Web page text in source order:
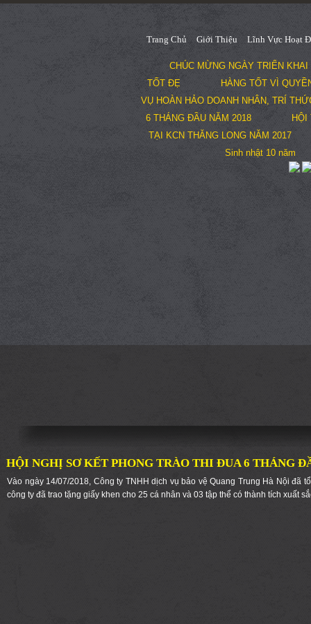
Trang Chủ Giới Thiệu Lĩnh Vực Hoạt
CHÚC MỪNG NGÀY TRIỂN
TỐT ĐẸ
HÀNG TỐT VÌ
VỤ HOÀN HẢO DOANH NHÂN, TRÍ
6 THÁNG ĐẦU NĂM 2018
TẠI KCN THĂNG LONG NĂM 2017
Sinh nhật 10 năm
HỘI NGHỊ SƠ KẾT PHONG TRÀO THI ĐUA 6 THÁNG
Vào ngày 14/07/2018, Công ty TNHH dịch vụ bảo vệ Quang Trung Hà Nội
công ty đã trao tặng giấy khen cho 25 cá nhân và 03 tập thể có thành tích xuất